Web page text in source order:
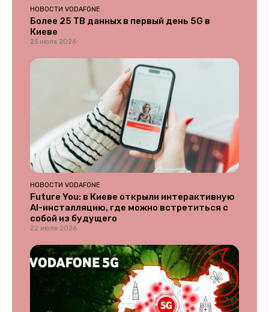
НОВОСТИ VODAFONE
Более 25 ТВ данных в первый день 5G в
Киеве
23 июля 2026
НОВОСТИ VODAFONE
Future You: в Киеве открыли интерактивную
AI-инсталляцию, где можно встретиться с
собой из будущего
22 июля 2026